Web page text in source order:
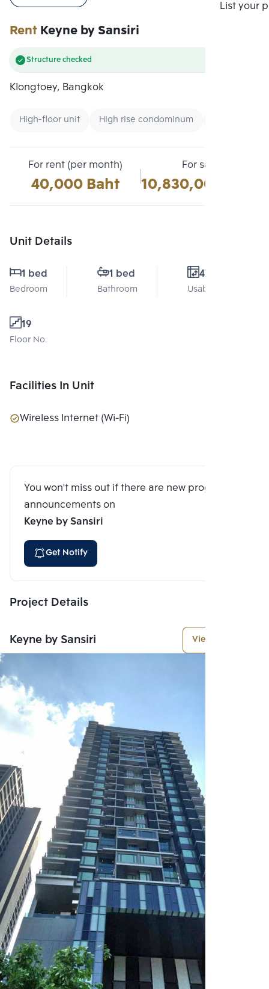
List your
RentKeyne by Sansiri
Structure checked
Klongtoey, Bangkok
High-floor unit High rise condominum
For sale
10,830,000 Baht
For rent (per month)
40,000 Baht
Unit Details
1 bed
Bedroom
1 bed
Bathroom
47 Sq.m.
Usable area
19
Floor No.
Facilities In Unit
Wireless Internet (Wi-Fi)
You won't miss out if there are new program
announcements on
Keyne by Sansiri
Get Notify
Project Details
Keyne by Sansiri View More